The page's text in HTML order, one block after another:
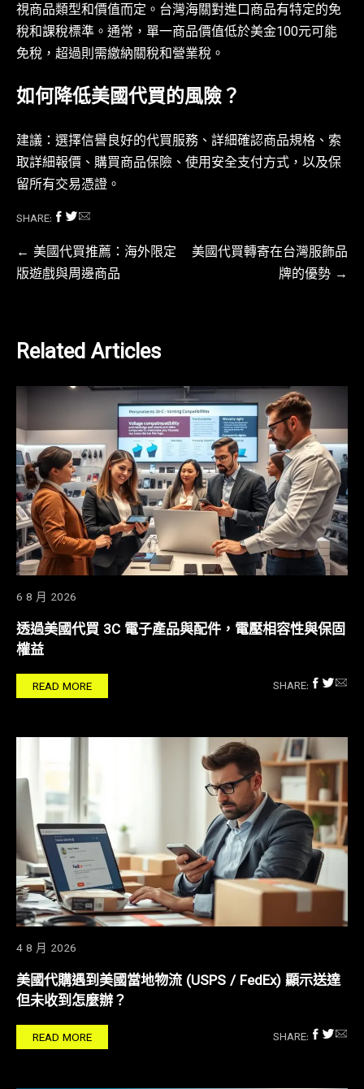
視商品類型和價值而定。台灣海關對進口商品有特定的免
稅和課稅標準。通常，單一商品價值低於美金100元可能
免稅，超過則需繳納關稅和營業稅。
如何降低美國代買的風險？
建議：選擇信譽良好的代買服務、詳細確認商品規格、索
取詳細報價、購買商品保險、使用安全支付方式，以及保
留所有交易憑證。
SHARE:
文
章
覽
美國代買推薦：海外限定
版遊戲與周邊商品
美國代買轉寄在台灣服飾品
牌的優勢
Related Articles
6 8 月 2026
透過美國代買 3C 電子產品與配件，電壓相容性與保固
權益
READ MORE SHARE:
4 8 月 2026
美國代購遇到美國當地物流 (USPS / FedEx) 顯示送達
但未收到怎麼辦？
READ MORE SHARE: